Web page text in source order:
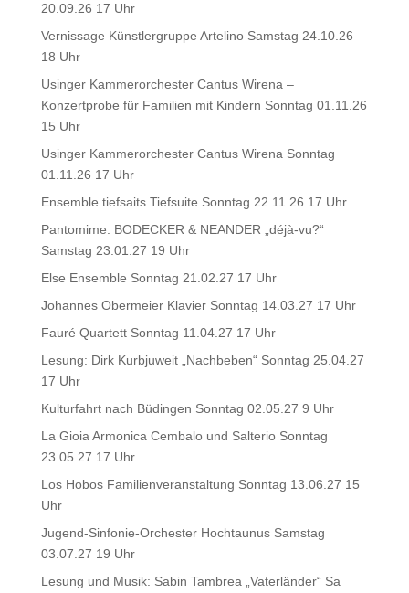
20.09.26 17 Uhr
Vernissage Künstlergruppe Artelino Samstag 24.10.26
18 Uhr
Usinger Kammerorchester Cantus Wirena –
Konzertprobe für Familien mit Kindern Sonntag 01.11.26
15 Uhr
Usinger Kammerorchester Cantus Wirena Sonntag
01.11.26 17 Uhr
Ensemble tiefsaits Tiefsuite Sonntag 22.11.26 17 Uhr
Pantomime: BODECKER & NEANDER „déjà-vu?“
Samstag 23.01.27 19 Uhr
Else Ensemble Sonntag 21.02.27 17 Uhr
Johannes Obermeier Klavier Sonntag 14.03.27 17 Uhr
Fauré Quartett Sonntag 11.04.27 17 Uhr
Lesung: Dirk Kurbjuweit „Nachbeben“ Sonntag 25.04.27
17 Uhr
Kulturfahrt nach Büdingen Sonntag 02.05.27 9 Uhr
La Gioia Armonica Cembalo und Salterio Sonntag
23.05.27 17 Uhr
Los Hobos Familienveranstaltung Sonntag 13.06.27 15
Uhr
Jugend-Sinfonie-Orchester Hochtaunus Samstag
03.07.27 19 Uhr
Lesung und Musik: Sabin Tambrea „Vaterländer“ Sa